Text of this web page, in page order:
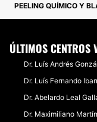
PEELING QUÍMICO Y
ÚLTIMOS CENTROS
Dr. Luís Andrés
Dr. Luís Fernando
Dr. Abelardo Leal
Dr. Maximiliano